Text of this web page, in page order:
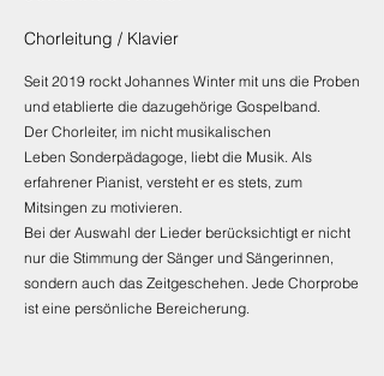
Chorleitung / Klavier
Seit 2019 rockt Johannes Winter mit uns die Proben
und etablierte die dazugehörige Gospelband.
Der Chorleiter, im nicht musikalischen
Leben Sonderpädagoge, liebt die Musik. Als
erfahrener Pianist, versteht er es stets, zum
Mitsingen zu motivieren.
Bei der Auswahl der Lieder berücksichtigt er nicht
nur die Stimmung der Sänger und Sängerinnen,
sondern auch das Zeitgeschehen. Jede Chorprobe
ist eine persönliche Bereicherung.